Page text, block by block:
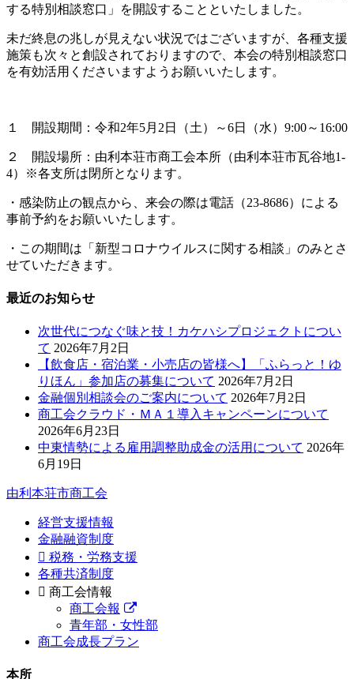
する特別相談窓口」を開設することといたしました。
未だ終息の兆しが見えない状況ではございますが、各種支援
施策も次々と創設されておりますので、本会の特別相談窓口
を有効活用くださいますようお願いいたします。
１ 開設期間：令和2年5月2日（土）～6日（水）9:00～16:00
２ 開設場所：由利本荘市商工会本所（由利本荘市瓦谷地1-
4）※各支所は閉所となります。
・感染防止の観点から、来会の際は電話（23-8686）による
事前予約をお願いいたします。
・この期間は「新型コロナウイルスに関する相談」のみとさ
せていただきます。
最近のお知らせ
次世代につなぐ味と技！カケハシプロジェクトについ
て 2026年7月2日
【飲食店・宿泊業・小売店の皆様へ】「ふらっと！ゆ
りほん」参加店の募集について 2026年7月2日
金融個別相談会のご案内について 2026年7月2日
商工会クラウド・ＭＡ１導入キャンペーンについて
2026年6月23日
中東情勢による雇用調整助成金の活用について 2026年
6月19日
由利本荘市商工会
経営支援情報
金融融資制度
税務・労務支援
各種共済制度
商工会情報
商工会報
青年部・女性部
商工会成長プラン
本所